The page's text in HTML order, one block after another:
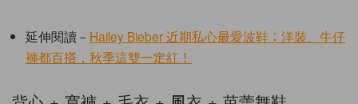
延伸閱讀－ Hailey Bieber 近期私心最愛波鞋：洋裝、牛仔
褲都百搭，秋季這雙一定紅！